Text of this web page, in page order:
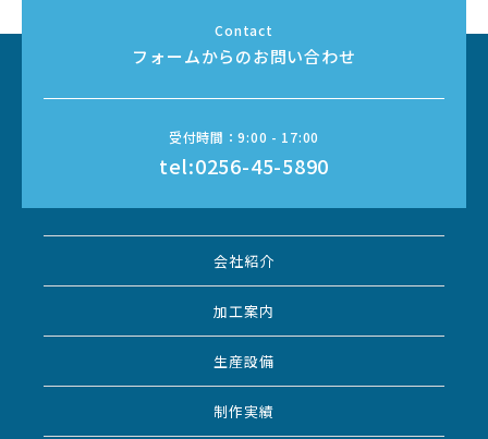
フォームからのお問い合わせ
tel:0256-45-5890
会社紹介
加工案内
生産設備
制作実績